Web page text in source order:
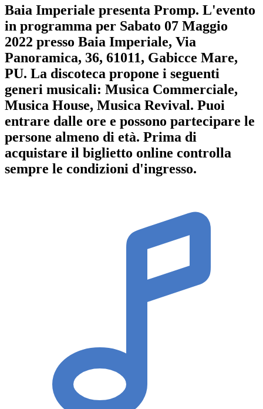
Baia Imperiale presenta Promp. L'evento
in programma per Sabato 07 Maggio
2022 presso Baia Imperiale, Via
Panoramica, 36, 61011, Gabicce Mare,
PU. La discoteca propone i seguenti
generi musicali: Musica Commerciale,
Musica House, Musica Revival. Puoi
entrare dalle ore e possono partecipare le
persone almeno di età. Prima di
acquistare il biglietto online controlla
sempre le condizioni d'ingresso.